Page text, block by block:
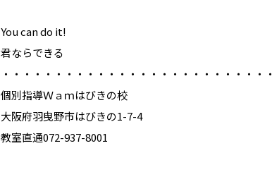
You can do it!
君ならできる
・・・・・・・・・・・・・・・・・・・・・・・・・・
個別指導Ｗａｍはびきの校
大阪府羽曳野市はびきの1-7-4
教室直通072-937-8001